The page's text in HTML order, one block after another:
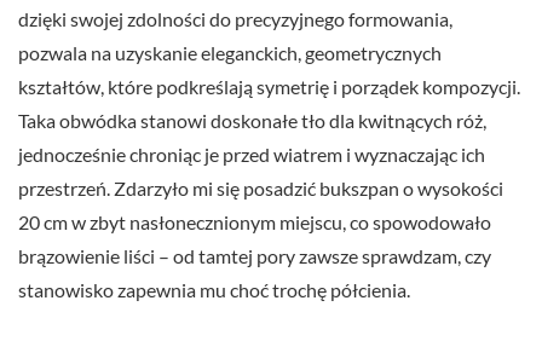
dzięki swojej zdolności do precyzyjnego formowania,
pozwala na uzyskanie eleganckich, geometrycznych
kształtów, które podkreślają symetrię i porządek kompozycji.
Taka obwódka stanowi doskonałe tło dla kwitnących róż,
jednocześnie chroniąc je przed wiatrem i wyznaczając ich
przestrzeń. Zdarzyło mi się posadzić bukszpan o wysokości
20 cm w zbyt nasłonecznionym miejscu, co spowodowało
brązowienie liści – od tamtej pory zawsze sprawdzam, czy
stanowisko zapewnia mu choć trochę półcienia.